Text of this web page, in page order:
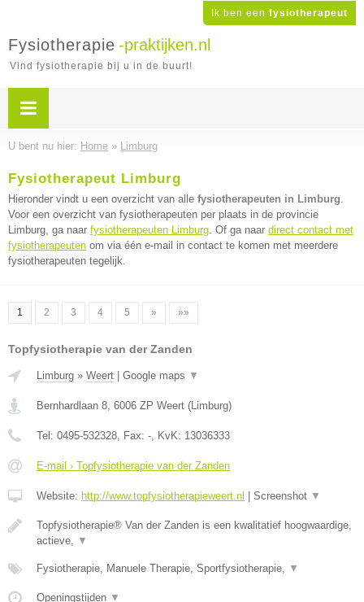
Ik ben een fysiotherapeut
Fysiotherapie -praktijken.nl
Vind fysiotherapie bij u in de buurt!
U bent nu hier: Home » Limburg
Fysiotherapeut Limburg
Hieronder vindt u een overzicht van alle fysiotherapeuten in Limburg.
Voor een overzicht van fysiotherapeuten per plaats in de provincie
Limburg, ga naar fysiotherapeuten Limburg. Of ga naar direct contact met
fysiotherapeuten om via één e-mail in contact te komen met meerdere
fysiotherapeuten tegelijk.
1 2 3 4 5 » »»
Topfysiotherapie van der Zanden
Limburg » Weert Google maps ▼
Bernhardlaan 8, 6006 ZP Weert (Limburg)
Tel: 0495-532328, Fax: -, KvK: 13036333
E-mail › Topfysiotherapie van der Zanden
Website: http://www.topfysiotherapieweert.nl Screenshot ▼
Topfysiotherapie® Van der Zanden is een kwalitatief hoogwaardige,
actieve, ▼
Fysiotherapie, Manuele Therapie, Sportfysiotherapie, ▼
Openingstijden ▼